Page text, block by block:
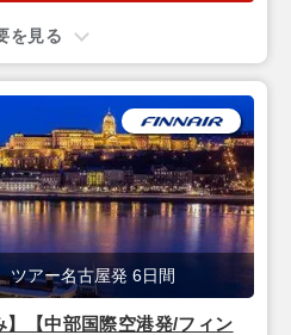
を見る
】【中部国際空港発/フィン
ツアー名古屋発 6日間